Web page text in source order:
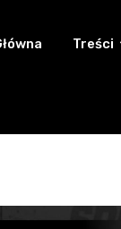
Treści